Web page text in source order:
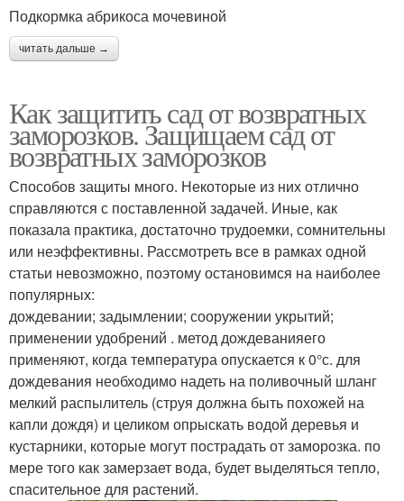
Подкормка абрикоса мочевиной
читать дальше →
Как защитить сад от возвратных
заморозков. Защищаем сад от
возвратных заморозков
Способов защиты много. Некоторые из них отлично
справляются с поставленной задачей. Иные, как
показала практика, достаточно трудоемки, сомнительны
или неэффективны. Рассмотреть все в рамках одной
статьи невозможно, поэтому остановимся на наиболее
популярных:
дождевании; задымлении; сооружении укрытий;
применении удобрений . метод дождеванияего
применяют, когда температура опускается к 0°с. для
дождевания необходимо надеть на поливочный шланг
мелкий распылитель (струя должна быть похожей на
капли дождя) и целиком опрыскать водой деревья и
кустарники, которые могут пострадать от заморозка. по
мере того как замерзает вода, будет выделяться тепло,
спасительное для растений.